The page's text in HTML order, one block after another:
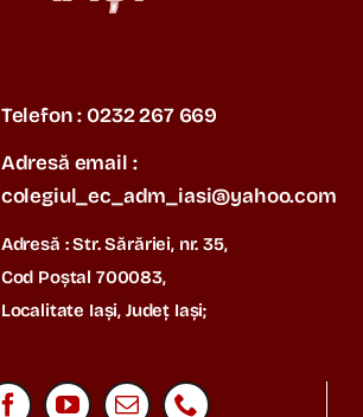
Telefon : 0232 267 669
Adresă email :
colegiul_ec_adm_iasi@yahoo.com
Adresă : Str. Sărăriei, nr. 35,
Cod Poștal 700083,
Localitate Iași, Județ Iași;